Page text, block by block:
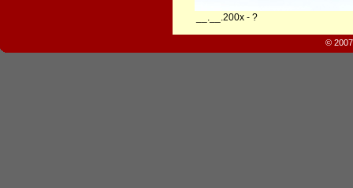
__.__.200x - ?
©